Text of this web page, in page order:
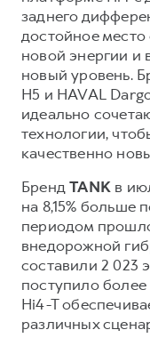
заднего
достойное
новой энергии и
новый уровень.
H5 и HAVAL
идеально
технологии,
качественно
БрендTANK в
на 8,15% больше
периодом
внедорожной
составили 2 023
поступило
Hi4-T
различных